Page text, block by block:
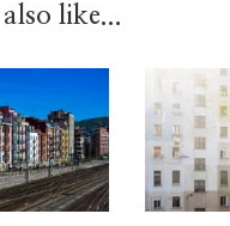
like...